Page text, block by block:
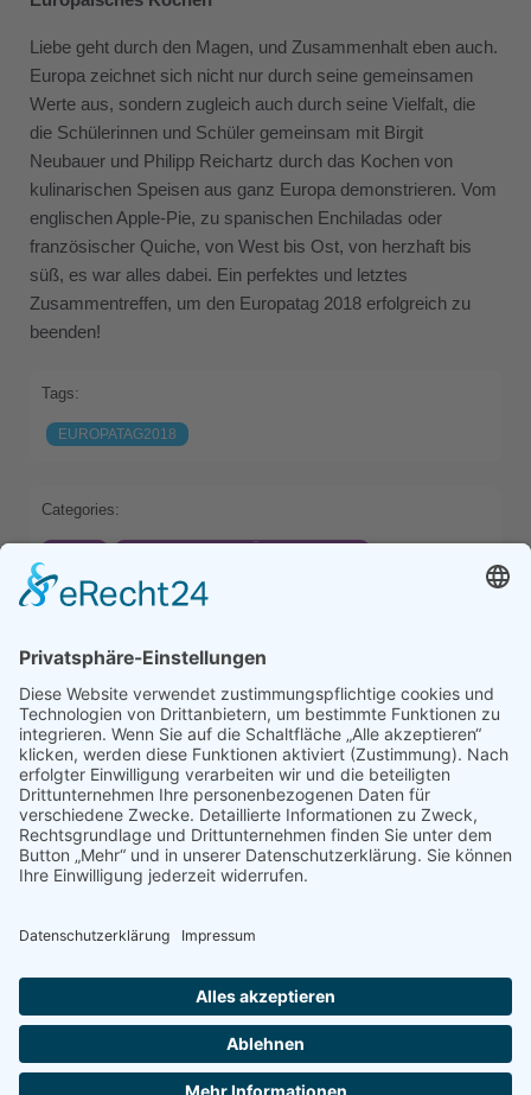
Latest Comments
Liebe geht durch den Magen, und Zusammenhalt eben auch.
Europa zeichnet sich nicht nur durch seine gemeinsamen
Werte aus, sondern zugleich auch durch seine Vielfalt, die
die Schülerinnen und Schüler gemeinsam mit Birgit
Neubauer und Philipp Reichartz durch das Kochen von
kulinarischen Speisen aus ganz Europa demonstrieren. Vom
englischen Apple-Pie, zu spanischen Enchiladas oder
französischer Quiche, von West bis Ost, von herzhaft bis
süß, es war alles dabei. Ein perfektes und letztes
Zusammentreffen, um den Europatag 2018 erfolgreich zu
beenden!
Tags:
EUROPATAG2018
Categories:
HOME
INTERNATIONALITÄT+SPRACHEN
SCHWERPUNKTE
Previous
Comments are closed
© 2026 GESAMTSCHULE HARDT. Created with